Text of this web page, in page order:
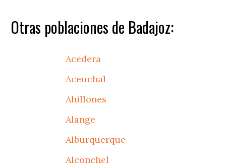
Otras poblaciones de Badajoz:
Acedera
Aceuchal
Ahillones
Alange
Alburquerque
Alconchel